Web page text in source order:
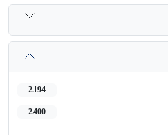
2,194
2,400